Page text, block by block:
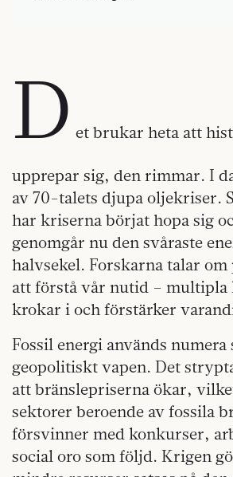
D et brukar heta att
upprepar sig, den rimmar. I
av 70-talets djupa oljekriser.
har kriserna börjat hopa sig
genomgår nu den svåraste
halvsekel. Forskarna talar
att förstå vår nutid – multipla
krokar i och förstärker
Fossil energi används numera
geopolitiskt vapen. Det
att bränslepriserna ökar,
sektorer beroende av fossila
försvinner med konkurser,
social oro som följd. Krigen